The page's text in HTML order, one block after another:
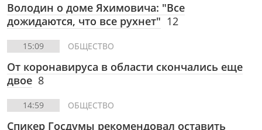
Володин о доме Яхимовича: "Все
дожидаются, что все рухнет" 12
15:09 ОБЩЕСТВО
От коронавируса в области скончались еще
двое 8
14:59 ОБЩЕСТВО
Спикер Госдумы рекомендовал оставить